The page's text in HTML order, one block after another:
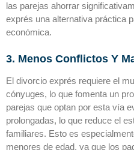
las parejas ahorrar
exprés una alternativa práctica
económica.
3. Menos Conflictos Y
El divorcio exprés requiere el
cónyuges, lo que fomenta un
parejas que optan por esta vía
prolongadas, lo que reduce el
familiares. Esto es
menores de edad, ya que los